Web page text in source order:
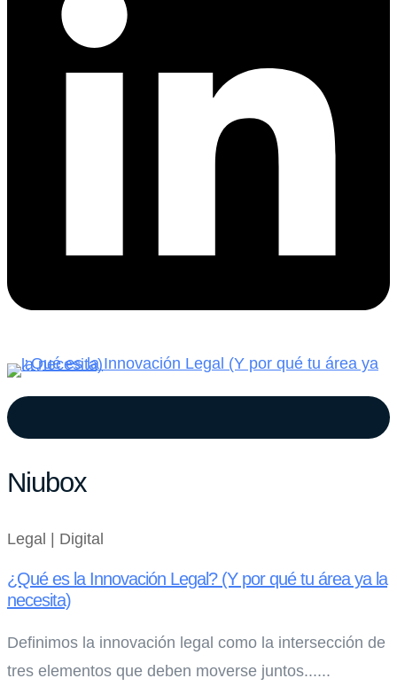
Niubox
Legal | Digital
¿Qué es la Innovación Legal? (Y por qué tu área ya la
necesita)
Definimos la innovación legal como la intersección de
tres elementos que deben moverse juntos......